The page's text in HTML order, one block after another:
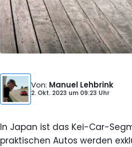
Von: Manuel Lehbrink
2. Okt. 2023 um 09:23 Uhr
In Japan ist das Kei-Car-
praktischen Autos werden